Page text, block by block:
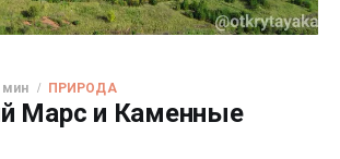
Марс и Каменные
мин ПРИРОДА